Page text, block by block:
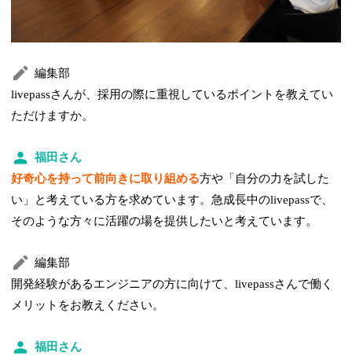
編集部
livepassさんが、採用の際に重視しているポイントを教えてい
ただけますか。
福田さん
好奇心を持って前向きに取り組める方や「自分の力を試した
い」と考えている方を求めています。急成長中のlivepassで、
そのような方々に活躍の場を提供したいと考えています。
編集部
開発経験があるエンジニアの方に向けて、livepassさんで働く
メリットをお教えください。
福田さん